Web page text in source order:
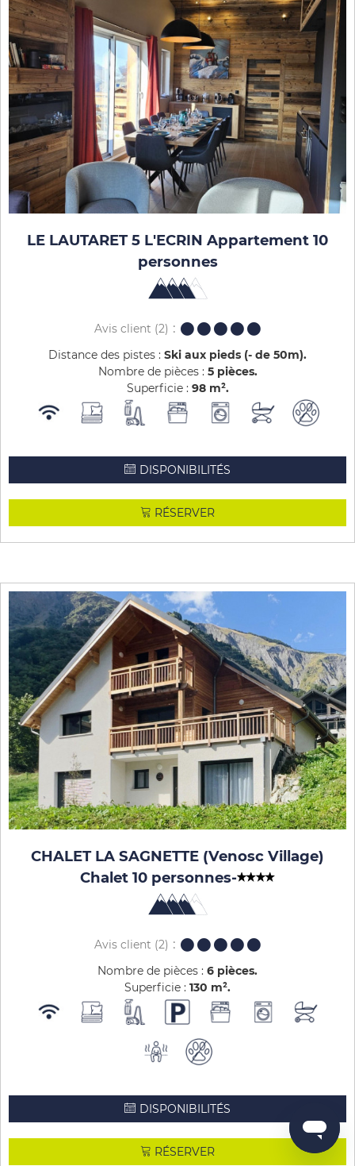
LE LAUTARET 5 L'ECRIN Appartement 10
personnes
Avis client (2)
Distance des pistes : Ski aux pieds (- de 50m)
Nombre de pièces : 5 pièces
Superficie : 98 m²
DISPONIBILITÉS
RÉSERVER
CHALET LA SAGNETTE (Venosc Village)
Chalet 10 personnes-
Avis client (2)
Nombre de pièces : 6 pièces
Superficie : 130 m²
DISPONIBILITÉS
RÉSERVER